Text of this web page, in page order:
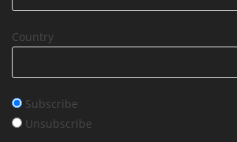
Country
Subscribe
Unsubscribe